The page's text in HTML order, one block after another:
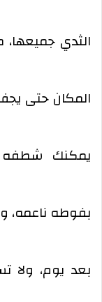
الثدي جميعها،
المكان حتى
يمكنك شطفه
بفوطه ناعمه،
بعد يوم، ولا